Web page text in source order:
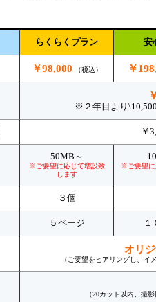
らくらくプラン 安
￥98,000 （税込） ￥
※２年目より
￥
50MB～
※ご要望に応じて増設致
します
※ご要望に
３個
５ページ １
オリ
（ご要望をヒアリングし、イ
（20カット以内、撮